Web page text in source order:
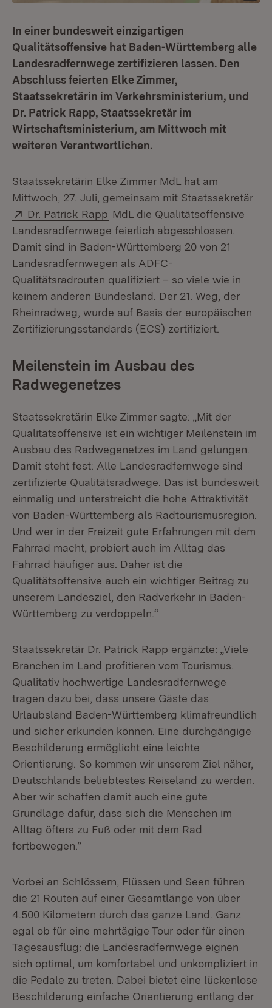
In einer bundesweit einzigartigen
Qualitätsoffensive hat Baden-Württemberg alle
Landesradfernwege zertifizieren lassen. Den
Abschluss feierten Elke Zimmer,
Staatssekretärin im Verkehrsministerium, und
Dr. Patrick Rapp, Staatssekretär im
Wirtschaftsministerium, am Mittwoch mit
weiteren Verantwortlichen.
Staatssekretärin Elke Zimmer MdL hat am
Mittwoch, 27. Juli, gemeinsam mit Staatssekretär
Extern:
Dr. Patrick Rapp (Öffnet in neuem Fenster)
MdL die Qualitätsoffensive
Landesradfernwege feierlich abgeschlossen.
Damit sind in Baden-Württemberg 20 von 21
Landesradfernwegen als ADFC-
Qualitätsradrouten qualifiziert – so viele wie in
keinem anderen Bundesland. Der 21. Weg, der
Rheinradweg, wurde auf Basis der europäischen
Zertifizierungsstandards (ECS) zertifiziert.
Meilenstein im Ausbau des
Radwegenetzes
Staatssekretärin Elke Zimmer sagte: „Mit der
Qualitätsoffensive ist ein wichtiger Meilenstein im
Ausbau des Radwegenetzes im Land gelungen.
Damit steht fest: Alle Landesradfernwege sind
zertifizierte Qualitätsradwege. Das ist bundesweit
einmalig und unterstreicht die hohe Attraktivität
von Baden-Württemberg als Radtourismusregion.
Und wer in der Freizeit gute Erfahrungen mit dem
Fahrrad macht, probiert auch im Alltag das
Fahrrad häufiger aus. Daher ist die
Qualitätsoffensive auch ein wichtiger Beitrag zu
unserem Landesziel, den Radverkehr in Baden-
Württemberg zu verdoppeln.“
Staatssekretär Dr. Patrick Rapp ergänzte: „Viele
Branchen im Land profitieren vom Tourismus.
Qualitativ hochwertige Landesradfernwege
tragen dazu bei, dass unsere Gäste das
Urlaubsland Baden-Württemberg klimafreundlich
und sicher erkunden können. Eine durchgängige
Beschilderung ermöglicht eine leichte
Orientierung. So kommen wir unserem Ziel näher,
Deutschlands beliebtestes Reiseland zu werden.
Aber wir schaffen damit auch eine gute
Grundlage dafür, dass sich die Menschen im
Alltag öfters zu Fuß oder mit dem Rad
fortbewegen.“
Vorbei an Schlössern, Flüssen und Seen führen
die 21 Routen auf einer Gesamtlänge von über
4.500 Kilometern durch das ganze Land. Ganz
egal ob für eine mehrtägige Tour oder für einen
Tagesausflug: die Landesradfernwege eignen
sich optimal, um komfortabel und unkompliziert in
die Pedale zu treten. Dabei bietet eine lückenlose
Beschilderung einfache Orientierung entlang der